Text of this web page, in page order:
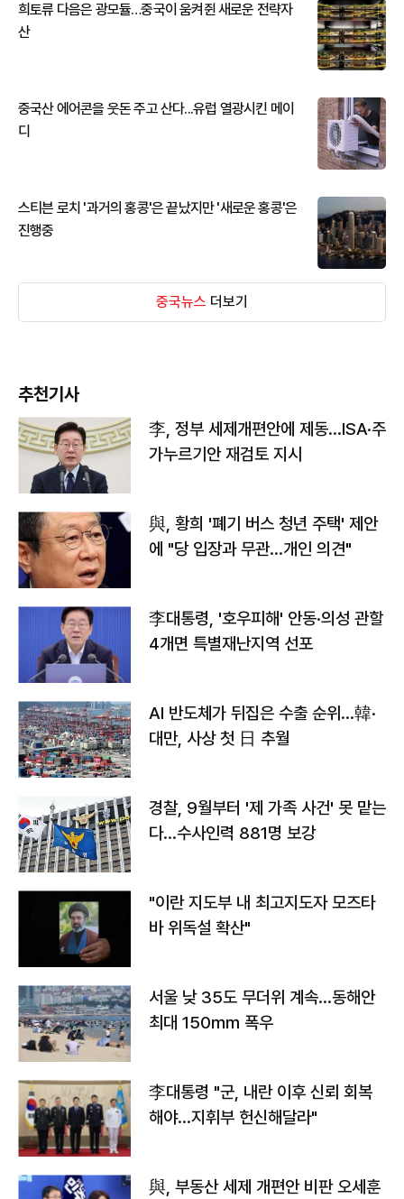
희토류 다음은 광모듈…중국이 움켜쥔 새로운 전략자
산
중국산 에어콘을 웃돈 주고 산다...유럽 열광시킨 메이
디
스티븐 로치 '과거의 홍콩'은 끝났지만 '새로운 홍콩'은
진행중
중국뉴스 더보기
추천기사
李, 정부 세제개편안에 제동…ISA·주
가누르기안 재검토 지시
與, 황희 '폐기 버스 청년 주택' 제안
에 "당 입장과 무관…개인 의견"
李대통령, '호우피해' 안동·의성 관할
4개면 특별재난지역 선포
AI 반도체가 뒤집은 수출 순위…韓·
대만, 사상 첫 日 추월
경찰, 9월부터 '제 가족 사건' 못 맡는
다…수사인력 881명 보강
"이란 지도부 내 최고지도자 모즈타
바 위독설 확산"
서울 낮 35도 무더위 계속…동해안
최대 150㎜ 폭우
李대통령 "군, 내란 이후 신뢰 회복
해야…지휘부 헌신해달라"
與, 부동산 세제 개편안 비판 오세훈